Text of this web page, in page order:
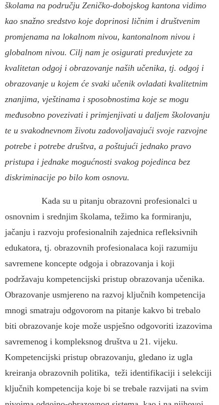
školama na području Zeničko-dobojskog kantona vidimo
kao snažno sredstvo koje doprinosi ličnim i društvenim
promjenama na lokalnom nivou, kantonalnom nivou i
globalnom nivou. Cilj nam je osigurati preduvjete za
kvalitetan odgoj i obrazovanje naših učenika, tj. odgoj i
obrazovanje u kojem će svaki učenik ovladati kvalitetnim
znanjima, vještinama i sposobnostima koje se mogu
međusobno povezivati i primjenjivati u daljem školovanju
te u svakodnevnom životu zadovoljavajući svoje razvojne
potrebe i potrebe društva, a poštujući jednako pravo
pristupa i jednake mogućnosti svakog pojedinca bez
diskriminacije po bilo kom osnovu.
Kada su u pitanju obrazovni profesionalci u
osnovnim i srednjim školama, težimo ka formiranju,
jačanju i razvoju profesionalnih zajednica refleksivnih
edukatora, tj. obrazovnih profesionalaca koji razumiju
savremene koncepte odgoja i obrazovanja i koji
podržavaju kompetencijski pristup obrazovanja učenika.
Obrazovanje usmjereno na razvoj ključnih kompetencija
mnogi smatraju odgovorom na pitanje kakvo bi trebalo
biti obrazovanje koje može uspješno odgovoriti izazovima
savremenog i kompleksnog društva u 21. vijeku.
Kompetencijski pristup obrazovanju, gledano iz ugla
kreiranja obrazovnih politika, teži identifikaciji i selekciji
ključnih kompetencija koje bi se trebale razvijati na svim